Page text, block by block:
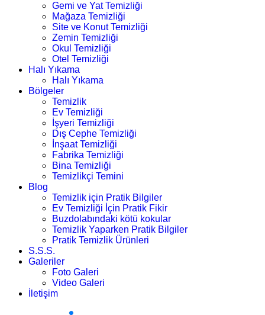
Gemi ve Yat Temizliği
Mağaza Temizliği
Site ve Konut Temizliği
Zemin Temizliği
Okul Temizliği
Otel Temizliği
Halı Yıkama
Halı Yıkama
Bölgeler
Temizlik
Ev Temizliği
İşyeri Temizliği
Dış Cephe Temizliği
İnşaat Temizliği
Fabrika Temizliği
Bina Temizliği
Temizlikçi Temini
Blog
Temizlik için Pratik Bilgiler
Ev Temizliği İçin Pratik Fikir
Buzdolabındaki kötü kokular
Temizlik Yaparken Pratik Bilgiler
Pratik Temizlik Ürünleri
S.S.S.
Galeriler
Foto Galeri
Video Galeri
İletişim